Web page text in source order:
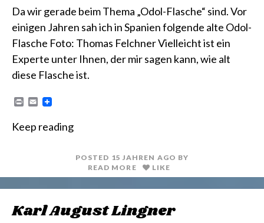
Da wir gerade beim Thema „Odol-Flasche“ sind. Vor
einigen Jahren sah ich in Spanien folgende alte Odol-
Flasche Foto: Thomas Felchner Vielleicht ist ein
Experte unter Ihnen, der mir sagen kann, wie alt
diese Flasche ist.
n
E
i
Keep reading
POSTED 15 JAHREN AGO BY
READ MORE
LIKE
Karl August Lingner